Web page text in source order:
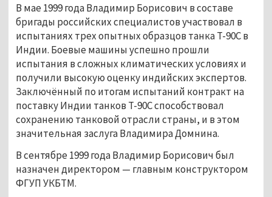
В мае 1999 года Владимир Борисович в составе
бригады российских специалистов участвовал в
испытаниях трех опытных образцов танка Т-90С в
Индии. Боевые машины успешно прошли
испытания в сложных климатических условиях и
получили высокую оценку индийских экспертов.
Заключённый по итогам испытаний контракт на
поставку Индии танков Т-90С способствовал
сохранению танковой отрасли страны, и в этом
значительная заслуга Владимира Домнина.
В сентябре 1999 года Владимир Борисович был
назначен директором — главным конструктором
ФГУП УКБТМ.